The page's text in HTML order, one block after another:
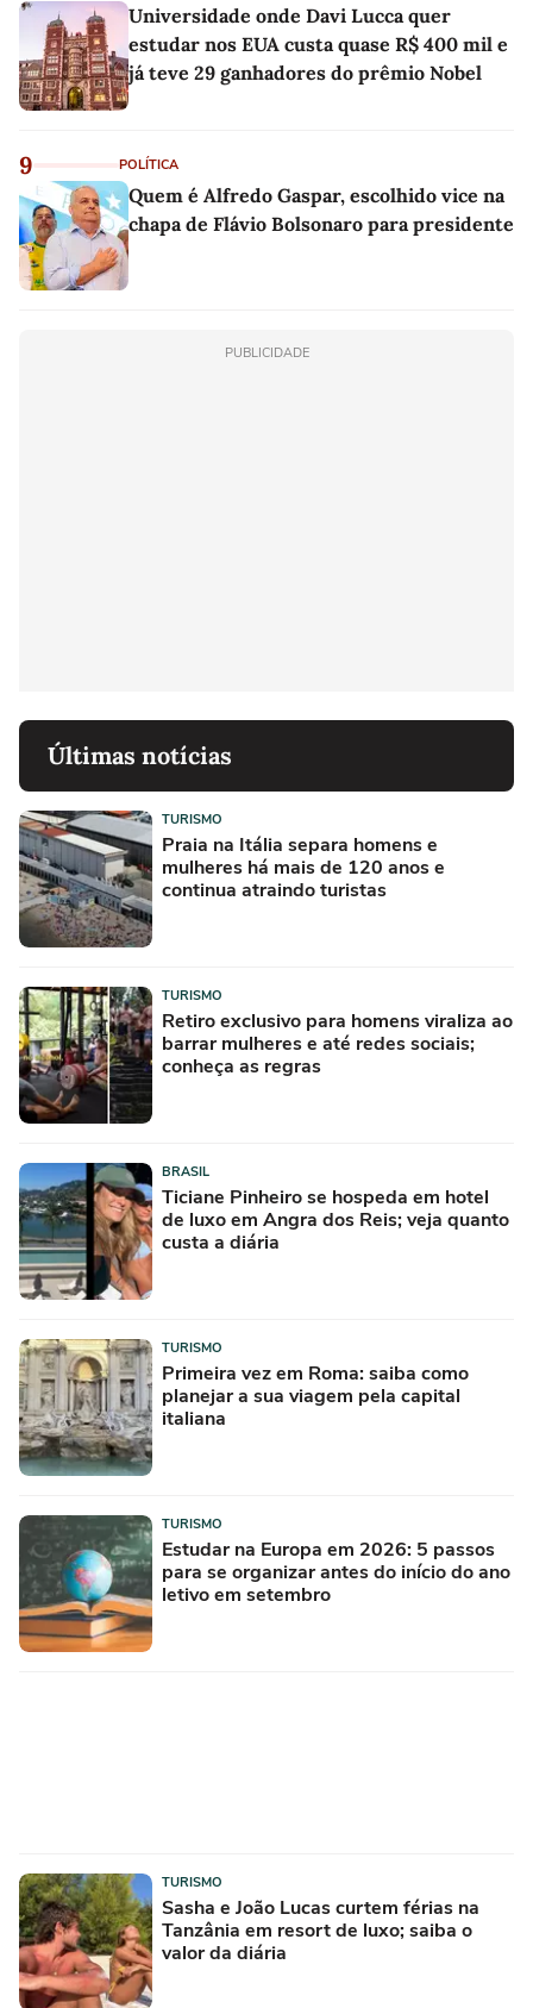
Universidade onde Davi Lucca quer
estudar nos EUA custa quase R$ 400 mil e
já teve 29 ganhadores do prêmio Nobel
9 POLÍTICA
Quem é Alfredo Gaspar, escolhido vice na
chapa de Flávio Bolsonaro para presidente
PUBLICIDADE
Últimas notícias
TURISMO
Praia na Itália separa homens e
mulheres há mais de 120 anos e
continua atraindo turistas
TURISMO
Retiro exclusivo para homens viraliza ao
barrar mulheres e até redes sociais;
conheça as regras
BRASIL
Ticiane Pinheiro se hospeda em hotel
de luxo em Angra dos Reis; veja quanto
custa a diária
TURISMO
Primeira vez em Roma: saiba como
planejar a sua viagem pela capital
italiana
TURISMO
Estudar na Europa em 2026: 5 passos
para se organizar antes do início do ano
letivo em setembro
TURISMO
Sasha e João Lucas curtem férias na
Tanzânia em resort de luxo; saiba o
valor da diária